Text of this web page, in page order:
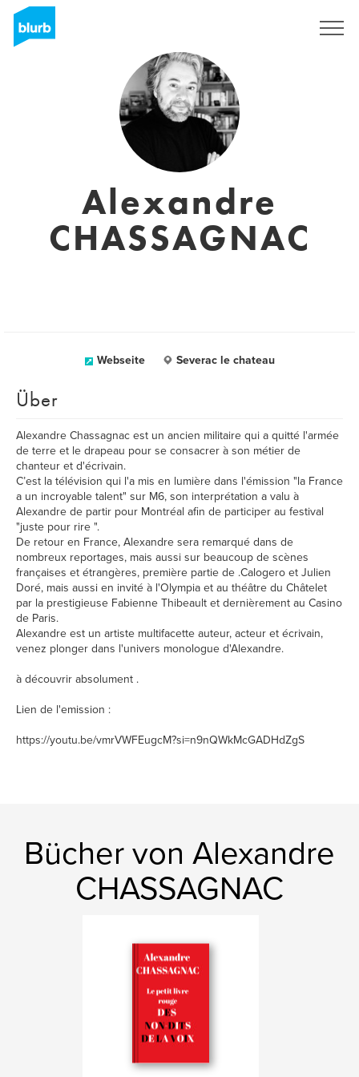
Alexandre
CHASSAGNAC
Webseite Severac le chateau
Über
Alexandre Chassagnac est un ancien militaire qui a quitté l'armée
de terre et le drapeau pour se consacrer à son métier de
chanteur et d'écrivain.
C’est la télévision qui l'a mis en lumière dans l'émission "la France
a un incroyable talent" sur M6, son interprétation a valu à
Alexandre de partir pour Montréal afin de participer au festival
"juste pour rire ".
De retour en France, Alexandre sera remarqué dans de
nombreux reportages, mais aussi sur beaucoup de scènes
françaises et étrangères, première partie de .Calogero‬ et ‪Julien
Doré, mais aussi en invité à l'Olympia et au théâtre du Châtelet
par la prestigieuse ‪Fabienne Thibeault‬ et dernièrement au Casino
de Paris.
Alexandre est un artiste multifacette auteur, acteur et écrivain,
venez plonger dans l'univers monologue d'Alexandre.
à découvrir absolument .
Lien de l'emission :
https://youtu.be/vmrVWFEugcM?si=n9nQWkMcGADHdZgS
Bücher von Alexandre
CHASSAGNAC